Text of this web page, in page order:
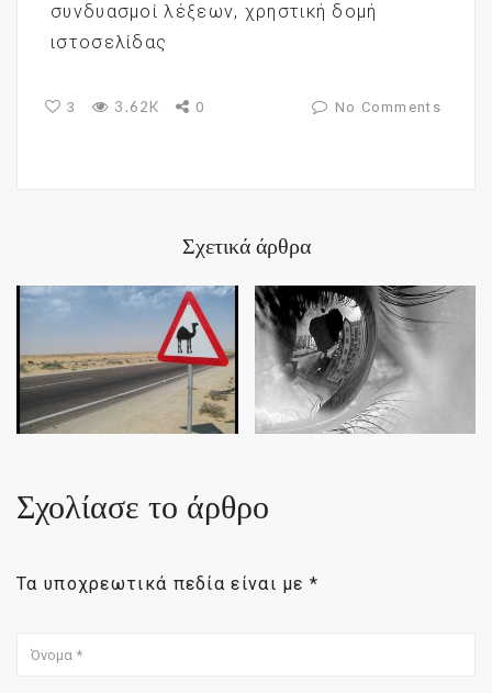
συνδυασμοί λέξεων, χρηστική δομή
ιστοσελίδας
3 3.62K 0 No Comments
Σχετικά άρθρα
Σχολίασε το άρθρο
Τα υποχρεωτικά πεδία είναι με*